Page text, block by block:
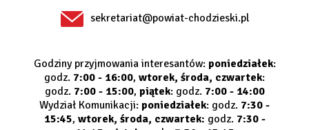
sekretariat@powiat-chodzieski.pl
Godziny przyjmowania interesantów: poniedziałek:
godz. 7:00 - 16:00, wtorek, środa, czwartek:
godz. 7:00 - 15:00, piątek: godz. 7:00 - 14:00
Wydział Komunikacji: poniedziałek: godz. 7:30 -
15:45, wtorek, środa, czwartek: godz. 7:30 -